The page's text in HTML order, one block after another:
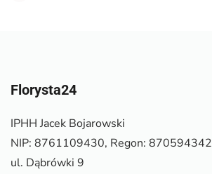
Florysta24
IPHH Jacek Bojarowski
NIP: 8761109430, Regon: 870594342
ul. Dąbrówki 9